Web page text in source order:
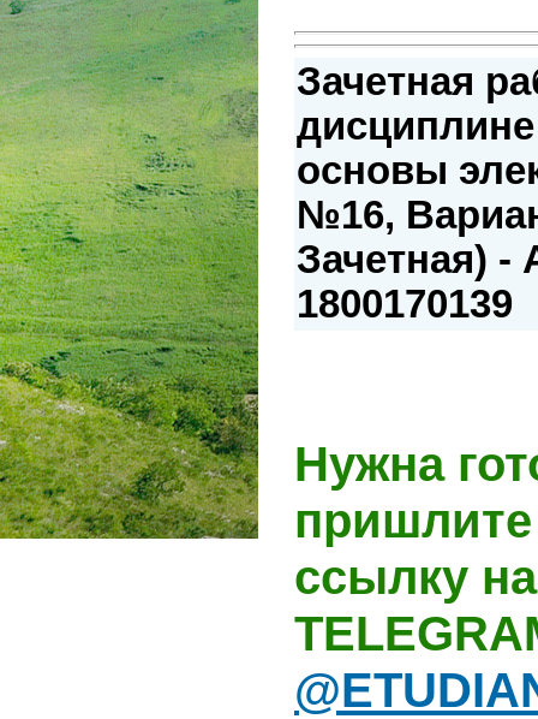
Зачетная
основы
№16,
Зачетная) -
1800170139
Нужна
ссылку